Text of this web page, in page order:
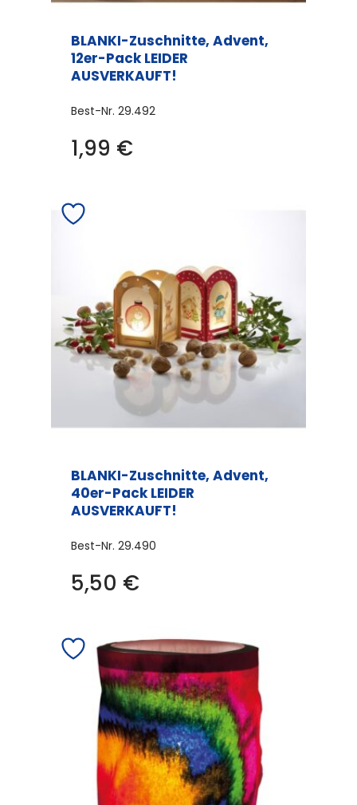
BLANKI-Zuschnitte, Advent,
12er-Pack LEIDER
AUSVERKAUFT!
Best-Nr. 29.492
1,99 €
BLANKI-Zuschnitte, Advent,
40er-Pack LEIDER
AUSVERKAUFT!
Best-Nr. 29.490
5,50 €